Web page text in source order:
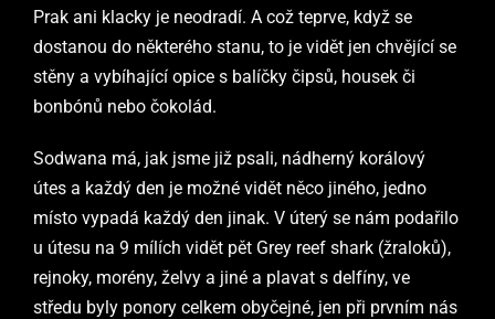
Prak ani klacky je neodradí. A což teprve, když se
dostanou do některého stanu, to je vidět jen chvějící se
stěny a vybíhající opice s balíčky čipsů, housek či
bonbónů nebo čokolád.
Sodwana má, jak jsme již psali, nádherný korálový
útes a každý den je možné vidět něco jiného, jedno
místo vypadá každý den jinak. V úterý se nám podařilo
u útesu na 9 mílích vidět pět Grey reef shark (žraloků),
rejnoky, morény, želvy a jiné a plavat s delfíny, ve
středu byly ponory celkem obyčejné, jen při prvním nás